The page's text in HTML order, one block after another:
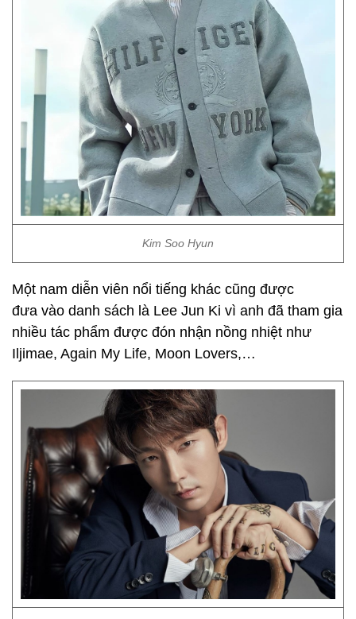
Kim Soo Hyun
Một nam diễn viên nổi tiếng khác cũng được
đưa vào danh sách là Lee Jun Ki vì anh đã tham gia
nhiều tác phẩm được đón nhận nồng nhiệt như
Iljimae, Again My Life, Moon Lovers,…